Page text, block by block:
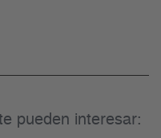
pueden interesar: